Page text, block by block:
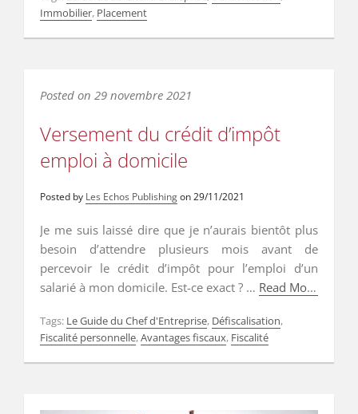
à la nouvelle donne fiscale de 2022. Tour
d’horizon des changements à venir et des
Immobilier, Placement
Posted on 29 novembre 2021
Versement du crédit d’impôt
emploi à domicile
Posted by Les Echos Publishingon29/11/2021
Je me suis laissé dire que je n’aurais bientôt plus
besoin d’attendre plusieurs mois avant de
percevoir le crédit d’impôt pour l’emploi d’un
salarié à mon domicile. Est-ce exact ? … Read More
Tags: Le Guide du Chef d'Entreprise, Défiscalisation,
Fiscalité personnelle,Avantages fiscaux, Fiscalité